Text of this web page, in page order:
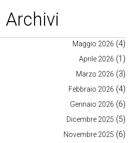
Archivi
Maggio 2026 (4)
Aprile 2026 (1)
Marzo 2026 (3)
Febbraio 2026 (4)
Gennaio 2026 (6)
Dicembre 2025 (5)
Novembre 2025 (6)